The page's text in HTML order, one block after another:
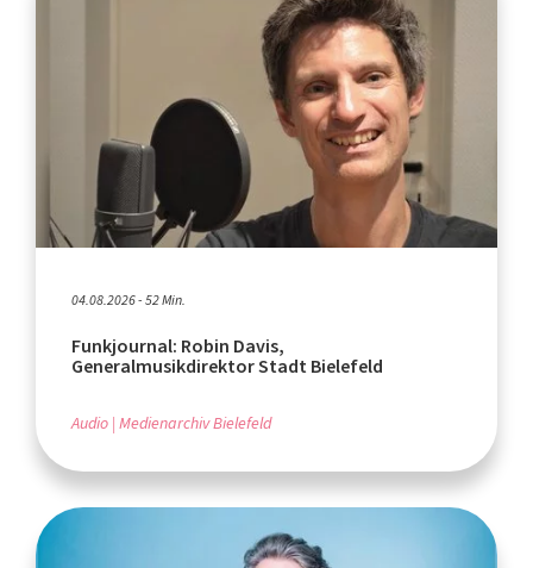
04.08.2026 - 52 Min.
Funkjournal: Robin Davis,
Generalmusikdirektor Stadt Bielefeld
Audio Medienarchiv Bielefeld